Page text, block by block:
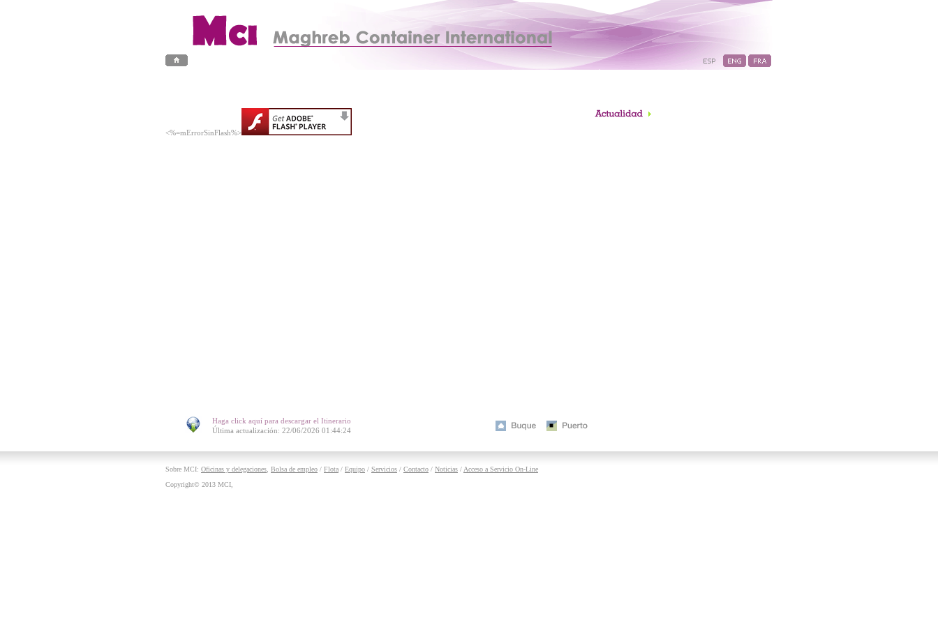
<%=mErrorSinFlash%>
Haga click aquí para descargar el Itinerario
Última actualización: 22/06/2026 01:44:24
Sobre MCI: Oficinas y delegaciones Bolsa de empleo / Flota / Equipo / Servicios / Contacto / Noticias / Acceso a Servicio On-Line
Copyright© 2013 MCI,